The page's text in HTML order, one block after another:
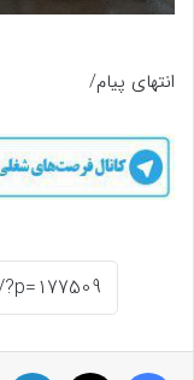
انتهای پیام/
ایکس